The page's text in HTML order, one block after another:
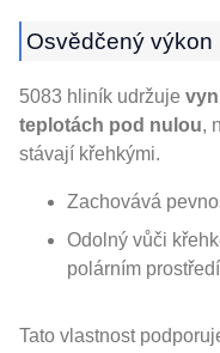
Osvědčený výkon
5083 hliník udržuje
teplotách pod nulou,
stávají křehkými.
Zachovává
Odolný vůči
polárním prostředí
Tato vlastnost